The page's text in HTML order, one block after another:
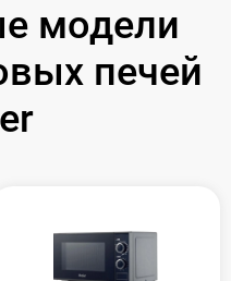
модели
печей